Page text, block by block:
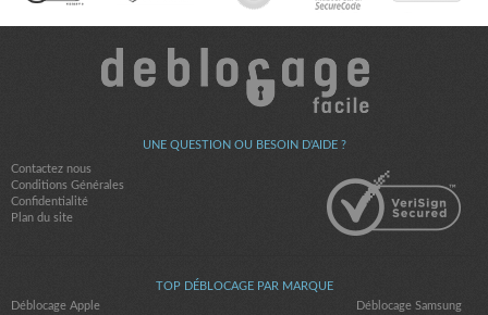
UNE QUESTION OU BESOIN D'AIDE ?
Contactez nous
Conditions Générales
Confidentialité
Plan du site
TOP DÉBLOCAGE PAR MARQUE
Déblocage Apple
Déblocage Samsung